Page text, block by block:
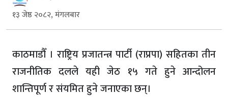
१३ जेष्ठ २०८२, मंगलबार
काठमाडौँ । राष्ट्रिय प्रजातन्त्र पार्टी (राप्रपा) सहितका तीन
राजनीतिक दलले यही जेठ १५ गते हुने आन्दोलन
शान्तिपूर्ण र संयमित हुने जनाएका छन्।